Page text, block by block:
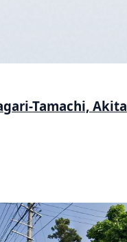
Tamachi, Akita